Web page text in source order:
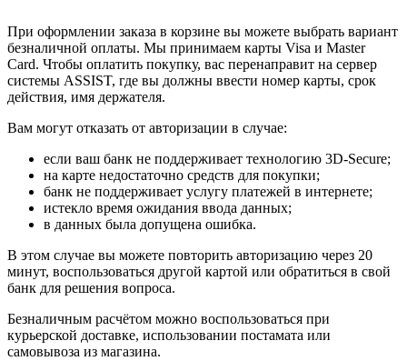
При оформлении заказа в корзине вы можете выбрать вариант
безналичной оплаты. Мы принимаем карты Visa и Master
Card. Чтобы оплатить покупку, вас перенаправит на сервер
системы ASSIST, где вы должны ввести номер карты, срок
действия, имя держателя.
Вам могут отказать от авторизации в случае:
если ваш банк не поддерживает технологию 3D-Secure;
на карте недостаточно средств для покупки;
банк не поддерживает услугу платежей в интернете;
истекло время ожидания ввода данных;
в данных была допущена ошибка.
В этом случае вы можете повторить авторизацию через 20
минут, воспользоваться другой картой или обратиться в свой
банк для решения вопроса.
Безналичным расчётом можно воспользоваться при
курьерской доставке, использовании постамата или
самовывоза из магазина.